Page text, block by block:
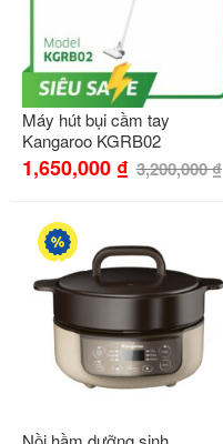
Máy hút bụi cầm tay
Kangaroo KGRB02
1,650,000 ₫ 3,200,000₫
-15%